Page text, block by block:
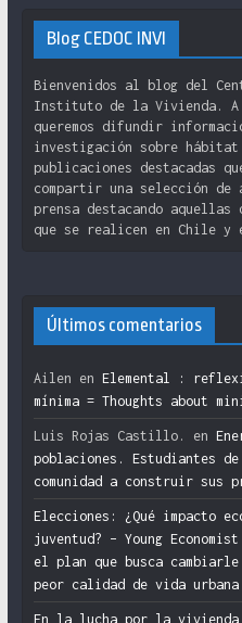
Blog CEDOC INVI
Bienvenidos al blog del
Instituto de la Vivienda. A
queremos difundir
investigación sobre
publicaciones destacadas
compartir una selección de
prensa destacando
que se realicen en Chile y
Últimos comentarios
Ailen en Elemental :
mínima = Thoughts about
Luis Rojas Castillo. en
poblaciones. Estudiantes
comunidad a construir sus
Elecciones: ¿Qué impacto
juventud? – Young Economist
el plan que busca
peor calidad de vida urbana
En la lucha por la